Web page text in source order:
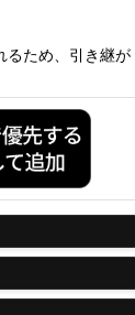
るため、引き継が